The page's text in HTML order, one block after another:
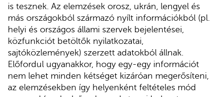
is tesznek. Az elemzések orosz, ukrán, lengyel és
más országokból származó nyílt információkból (pl.
helyi és országos állami szervek bejelentései,
közfunkciót betöltők nyilatkozatai,
sajtóközlemények) szerzett adatokból állnak.
Előfordul ugyanakkor, hogy egy-egy információt
nem lehet minden kétséget kizáróan megerősíteni,
az elemzésekben így helyenként feltételes mód